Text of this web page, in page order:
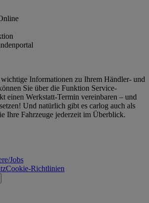
Informationen zu Ihrem Händler- und
Sie über die Funktion Service-
einen Werkstatt-Termin vereinbaren – und
Und natürlich gibt es carlog auch als
Ihre Fahrzeuge jederzeit im Überblick.
Jobs
Cookie-Richtlinien